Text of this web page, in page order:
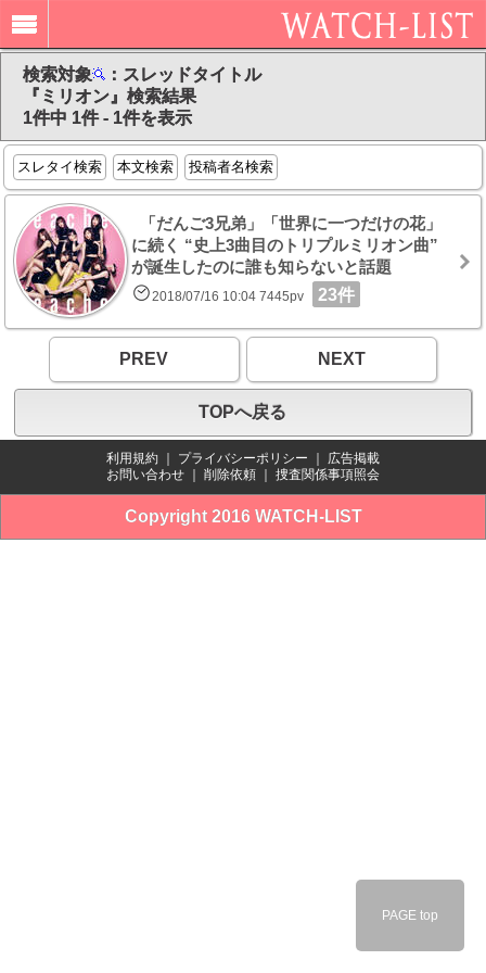
検索対象
：スレッドタイトル
『ミリオン』検索結果
1件中 1件 - 1件を表示
スレタイ検索 本文検索 投稿者名検索
「だんご3兄弟」「世界に一つだけの花」
に続く “史上3曲目のトリプルミリオン曲”
が誕生したのに誰も知らないと話題
2018/07/16 10:04 7445pv 23件
PREV NEXT
TOPへ戻る
利用規約 プライバシーポリシー
広告掲載
お問い合わせ
削除依頼 捜査関係事項照会
Copyright 2016 WATCH-LIST
PAGE top